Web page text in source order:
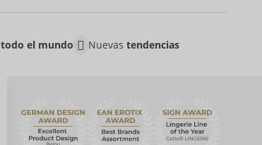
todo el mundo Nuevas tendencias